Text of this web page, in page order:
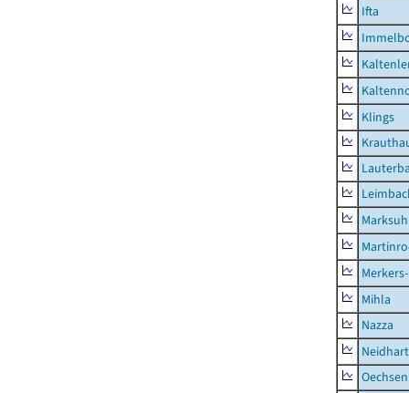
Ifta
Klings
Mihla
Nazza
Oechsen